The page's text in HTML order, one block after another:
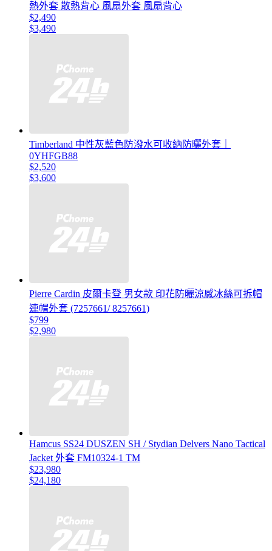
熱外套 散熱背心 風扇外套 風扇背心
$2,490
$3,490
Timberland 中性灰藍色防潑水可收納防曬外套｜
0YHFGB88
$2,520
$3,600
Pierre Cardin 皮爾卡登 男女款 印花防曬涼感冰絲可拆帽
連帽外套 (7257661/ 8257661)
$799
$2,980
Hamcus SS24 DUSZEN SH / Stydian Delvers Nano Tactical
Jacket 外套 FM10324-1 TM
$23,980
$24,180